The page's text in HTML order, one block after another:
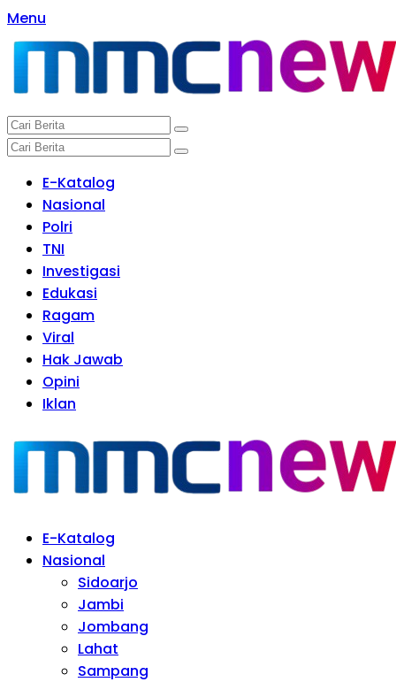
Langsung
ke
konten
Menu
E-Katalog
Nasional
Polri
TNI
Investigasi
Edukasi
Ragam
Viral
Hak Jawab
Opini
Iklan
E-Katalog
Nasional
Sidoarjo
Jambi
Jombang
Lahat
Sampang